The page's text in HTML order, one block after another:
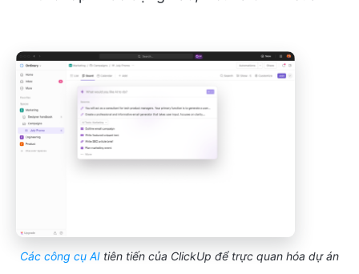
Các công cụ AI tiên tiến của ClickUp để trực quan hóa dự án